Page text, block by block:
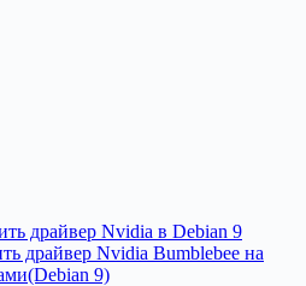
драйвер Nvidia в Debian 9
драйвер Nvidia Bumblebee на
9)